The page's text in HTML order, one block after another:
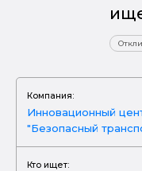
Компания:
Инновационный
"Безопасный
Кто ищет: